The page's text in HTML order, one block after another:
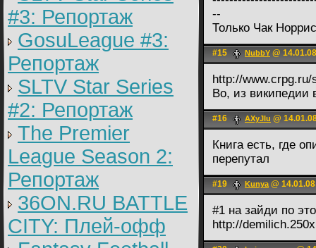
#3: Репортаж
GosuLeague #3:
Репортаж
SLTV Star Series
#2: Репортаж
The Premier
League Season 2:
Репортаж
36ON.RU BATTLE
CITY: Плей-офф
--
Только Чак
#15 NubbY @
http://
Во, из
#16 AXyJIu @
Книга есть, где
перепутал
#19 Kunya@
#1 на зайди по
http://